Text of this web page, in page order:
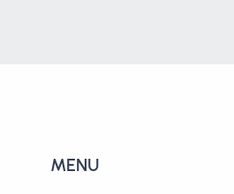
MENU